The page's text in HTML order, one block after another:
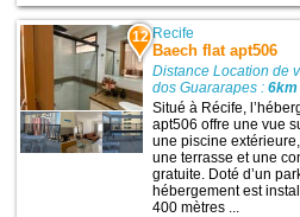
12 Recife
Baech flat apt506
Distance Location de
dos Guararapes :6km
Situé à Récife,
apt506 offre une vue
une piscine
une terrasse et une
gratuite. Doté d’un
hébergement est
400 mètres ...